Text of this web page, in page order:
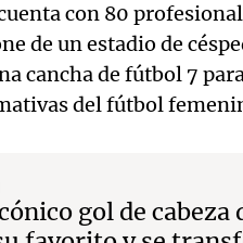
con 80
de un estadio de
cancha de fútbol 7
del fútbol
gol de cabeza